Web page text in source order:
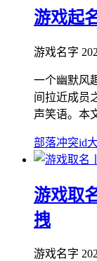
游戏起
游戏名字
一个幽默风
间拉近成员
声笑语。本
部落冲突id
游戏取
拽
游戏名字